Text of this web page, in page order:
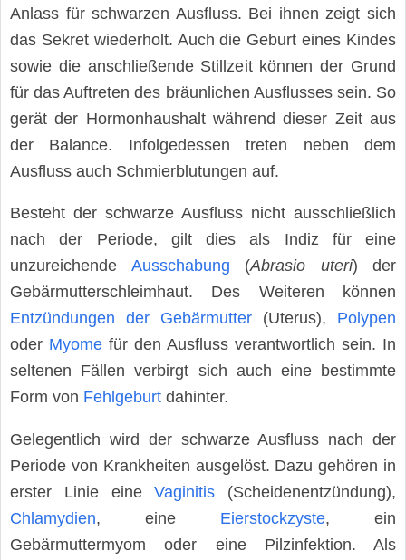
Anlass für schwarzen Ausfluss. Bei ihnen zeigt sich
das Sekret wiederholt. Auch die Geburt eines Kindes
sowie die anschließende Stillzeit können der Grund
für das Auftreten des bräunlichen Ausflusses sein. So
gerät der Hormonhaushalt während dieser Zeit aus
der Balance. Infolgedessen treten neben dem
Ausfluss auch Schmierblutungen auf.
Besteht der schwarze Ausfluss nicht ausschließlich
nach der Periode, gilt dies als Indiz für eine
unzureichende Ausschabung (Abrasio uteri) der
Gebärmutterschleimhaut. Des Weiteren können
Entzündungen der Gebärmutter (Uterus), Polypen
oder Myome für den Ausfluss verantwortlich sein. In
seltenen Fällen verbirgt sich auch eine bestimmte
Form von Fehlgeburt dahinter.
Gelegentlich wird der schwarze Ausfluss nach der
Periode von Krankheiten ausgelöst. Dazu gehören in
erster Linie eineVaginitis (Scheidenentzündung),
Chlamydien, eine Eierstockzyste, ein
Gebärmuttermyom oder eine Pilzinfektion. Als